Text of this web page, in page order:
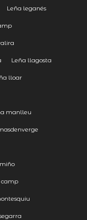
Leña leganés
Leña llagosta
lloar
manlleu
camp